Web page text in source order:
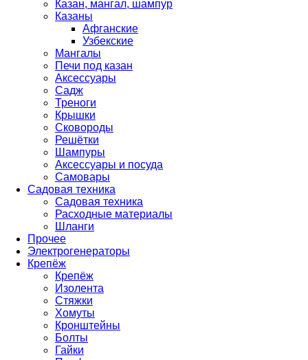
Казан, мангал, шампур
Казаны
Афганские
Узбекские
Мангалы
Печи под казан
Аксессуары
Садж
Треноги
Крышки
Сковороды
Решётки
Шампуры
Аксессуары и посуда
Самовары
Садовая техника
Садовая техника
Расходные материалы
Шланги
Прочее
Электрогенераторы
Крепёж
Крепёж
Изолента
Стяжки
Хомуты
Кронштейны
Болты
Гайки